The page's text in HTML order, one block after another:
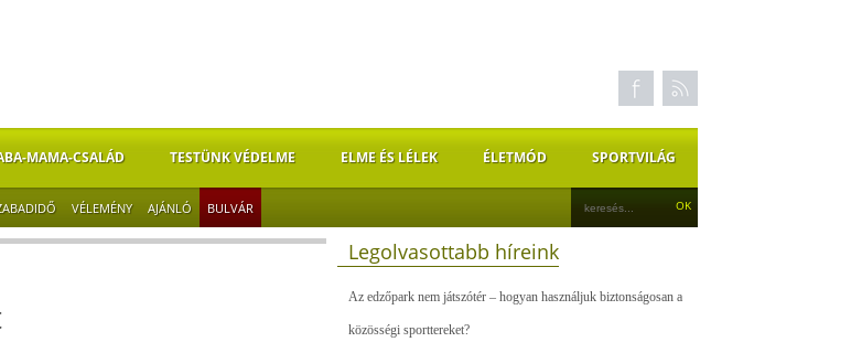
MAMA-CSALÁD TESTÜNK VÉDELME ELME ÉS LÉLEK ÉLETMÓD SPORTVILÁG
VÉLEMÉNY AJÁNLÓ BULVÁR
Legolvasottabb híreink
Az edzőpark nem játszótér – hogyan használjuk biztonságosan a
közösségi sporttereket?